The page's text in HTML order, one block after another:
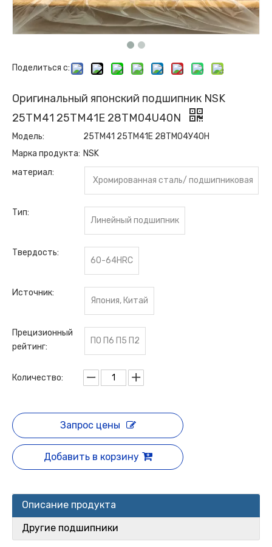
Поделиться с:
Оригинальный японский подшипник NSK
25TM41 25TM41E 28TM04U40N
Модель:
25ТМ41 25ТМ41Е 28ТМ04У40Н
Марка продукта: NSK
материал:
Хромированная сталь/ подшипниковая
Тип:
Линейный подшипник
Твердость:
60-64HRC
Источник:
Япония, Китай
Прецизионный
рейтинг:
П0 П6 П5 П2
Количество:
Запрос цены
Добавить в корзину
Описание продукта
Другие подшипники